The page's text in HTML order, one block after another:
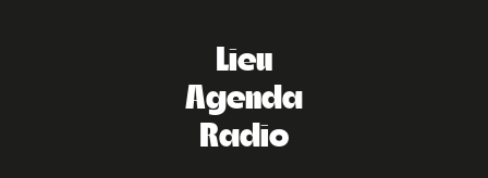
Lieu
Agenda
Radio